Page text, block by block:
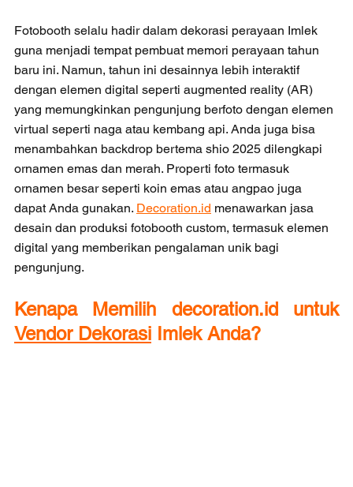
Fotobooth selalu hadir dalam dekorasi perayaan Imlek
guna menjadi tempat pembuat memori perayaan tahun
baru ini. Namun, tahun ini desainnya lebih interaktif
dengan elemen digital seperti augmented reality (AR)
yang memungkinkan pengunjung berfoto dengan elemen
virtual seperti naga atau kembang api. Anda juga bisa
menambahkan backdrop bertema shio 2025 dilengkapi
ornamen emas dan merah. Properti foto termasuk
ornamen besar seperti koin emas atau angpao juga
dapat Anda gunakan. Decoration.id menawarkan jasa
desain dan produksi fotobooth custom, termasuk elemen
digital yang memberikan pengalaman unik bagi
pengunjung.
Kenapa Memilih decoration.id untuk
Vendor Dekorasi Imlek Anda?